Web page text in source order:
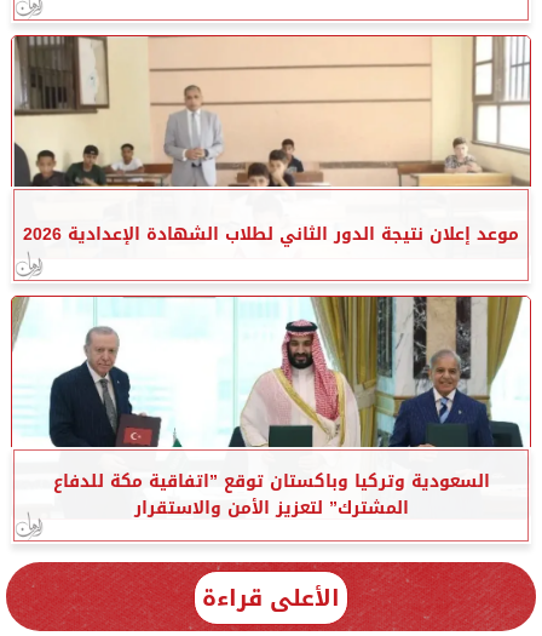
موعد إعلان نتيجة الدور الثاني لطلاب الشهادة الإعدادية 2026
السعودية وتركيا وباكستان توقع ”اتفاقية مكة للدفاع
المشترك” لتعزيز الأمن والاستقرار
الأعلى قراءة